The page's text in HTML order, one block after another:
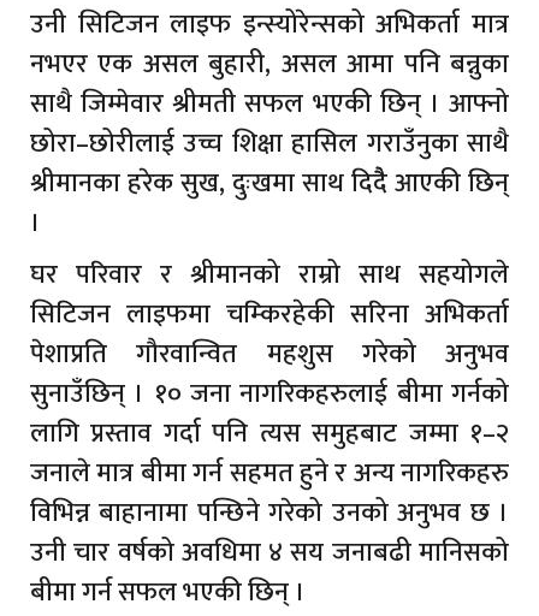
उनी सिटिजन लाइफ इन्स्योरेन्सको अभिकर्ता मात्र
नभएर एक असल बुहारी, असल आमा पनि बन्नुका
साथै जिम्मेवार श्रीमती सफल भएकी छिन् । आफ्नो
छोरा–छोरीलाई उच्च शिक्षा हासिल गराउँनुका साथै
श्रीमानका हरेक सुख, दुःखमा साथ दिदैै आएकी छिन्
।
घर परिवार र श्रीमानको राम्रो साथ सहयोगले
सिटिजन लाइफमा चम्किरहेकी सरिना अभिकर्ता
पेशाप्रति गौरवान्वित महशुस गरेको अनुभव
सुनाउँछिन् । १० जना नागरिकहरुलाई बीमा गर्नको
लागि प्रस्ताव गर्दा पनि त्यस समुहबाट जम्मा १–२
जनाले मात्र बीमा गर्न सहमत हुने र अन्य नागरिकहरु
विभिन्न बाहानामा पन्छिने गरेको उनको अनुभव छ ।
उनी चार वर्षको अवधिमा ४ सय जनाबढी मानिसको
बीमा गर्न सफल भएकी छिन् ।